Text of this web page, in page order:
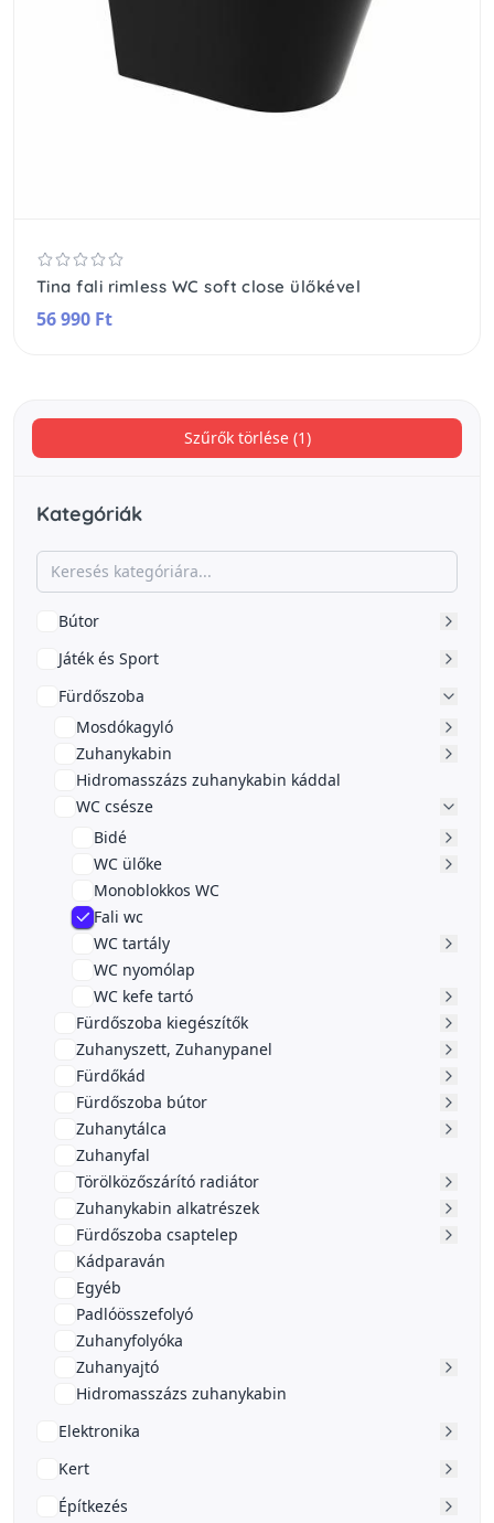
Szűrők törlése (1)
Kategóriák
Bútor
Játék és Sport
Fürdőszoba
Mosdókagyló
Zuhanykabin
Hidromasszázs zuhanykabin káddal
WC csésze
Bidé
WC ülőke
Monoblokkos WC
Fali wc
WC tartály
WC nyomólap
WC kefe tartó
Fürdőszoba kiegészítők
Zuhanyszett, Zuhanypanel
Fürdőkád
Fürdőszoba bútor
Zuhanytálca
Zuhanyfal
Törölközőszárító radiátor
Zuhanykabin alkatrészek
Fürdőszoba csaptelep
Kádparaván
Egyéb
Padlóösszefolyó
Zuhanyfolyóka
Zuhanyajtó
Hidromasszázs zuhanykabin
Elektronika
Kert
Építkezés
Tina fali rimless WC soft close ülőkével
56 990 Ft